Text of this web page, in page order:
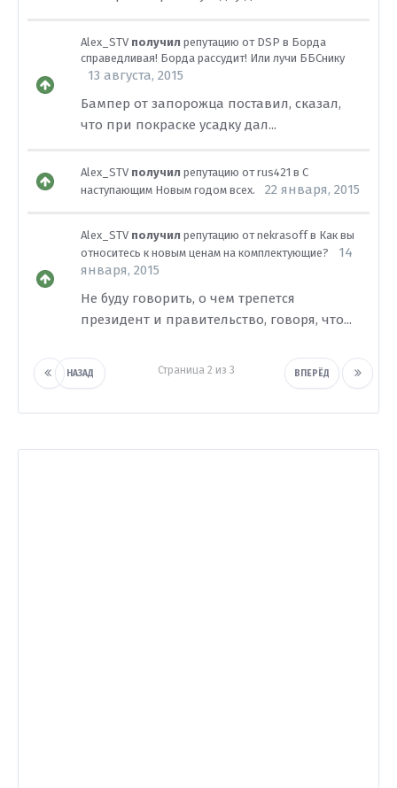
Alex_STV получил репутацию от DSP в Борда
справедливая! Борда рассудит! Или лучи ББСнику
13 августа, 2015
Бампер от запорожца поставил, сказал,
что при покраске усадку дал...
Alex_STV получил репутацию отrus421 в С
наступающим Новым годом всех.
22 января, 2015
Alex_STV получил репутацию отnekrasoffв Как вы
относитесь к новым ценам на комплектующие?
14
января, 2015
Не буду говорить, о чем трепется
президент и правительство, говоря, что...
НАЗАД ВПЕРЁД
Страница 2 из 3